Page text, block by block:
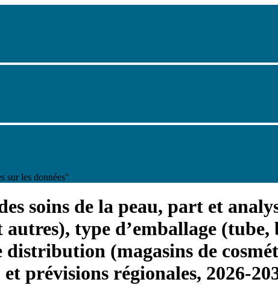
sur les données"
soins de la peau, part et
autres), type d’emballage
distribution (magasins de
prévisions régionales, 2026-